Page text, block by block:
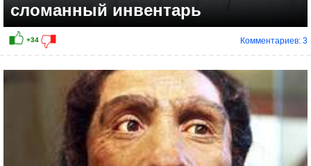
сломанный инвентарь
Комментариев: 3